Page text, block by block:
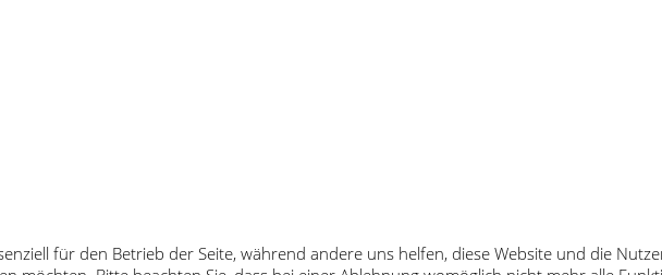
für den Betrieb der Seite, während andere uns helfen, diese Website und die